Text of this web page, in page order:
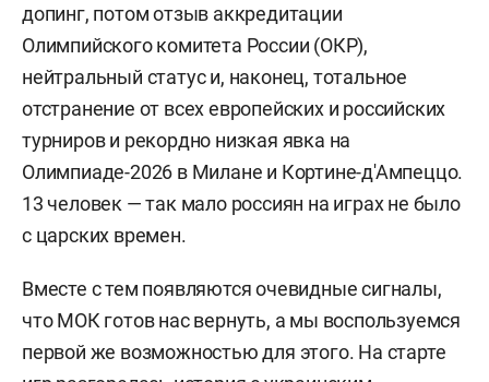
допинг, потом отзыв аккредитации
Олимпийского комитета России (ОКР),
нейтральный статус и, наконец, тотальное
отстранение от всех европейских и российских
турниров и рекордно низкая явка на
Олимпиаде-2026 в Милане и Кортине-д'Ампеццо.
13 человек — так мало россиян на играх не было
с царских времен.
Вместе с тем появляются очевидные сигналы,
что МОК готов нас вернуть, а мы воспользуемся
первой же возможностью для этого. На старте